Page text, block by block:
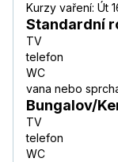
Kurzy vaření: Út
Standardní
TV
telefon
WC
vana nebo
Bungalov/
TV
telefon
WC